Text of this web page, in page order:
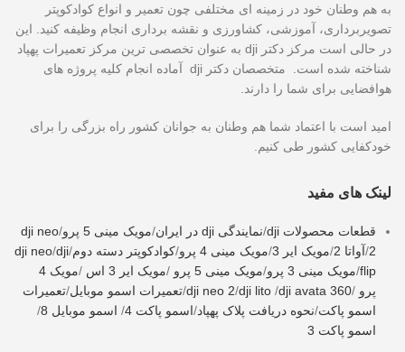
به هم وطنان خود در زمینه ای مختلفی چون تعمیر و انواع کوادکوپتر
تصویربرداری، آموزشی، کشاورزی و نقشه برداری انجام وظیفه کنید. این
در حالی است مرکز دکتر dji به عنوان تخصصی ترین مرکز تعمیرات پهپاد
شناخته شده است. متخصصان دکتر dji آماده انجام کلیه پروژه های
هوافضایی برای شما را دارند.
امید است با اعتماد شما هم وطنان به جوانان کشور راه بزرگی را برای
خودکفایی کشور طی کنیم.
لینک های مفید
قطعات محصولات dji /نمایندگی dji در ایران /مویک مینی 5 پرو /
dji neo
2
/آواتا 2 /مویک ایر 3 /مویک مینی 4 پرو /کوادکوپتر دسته دوم/
dji neo/dji
flip
/مویک مینی 3 پرو /مویک مینی 5 پرو /مویک ایر 3 اس /
مویک 4
پرو /
dji neo 2/dji lito /dji avata 360
/تعمیرات اسمو موبایل/تعمیرات
اسمو پاکت/نحوه دریافت پلاک پهپاد/اسمو پاکت 4 / اسمو موبایل 8
/
اسمو پاکت 3